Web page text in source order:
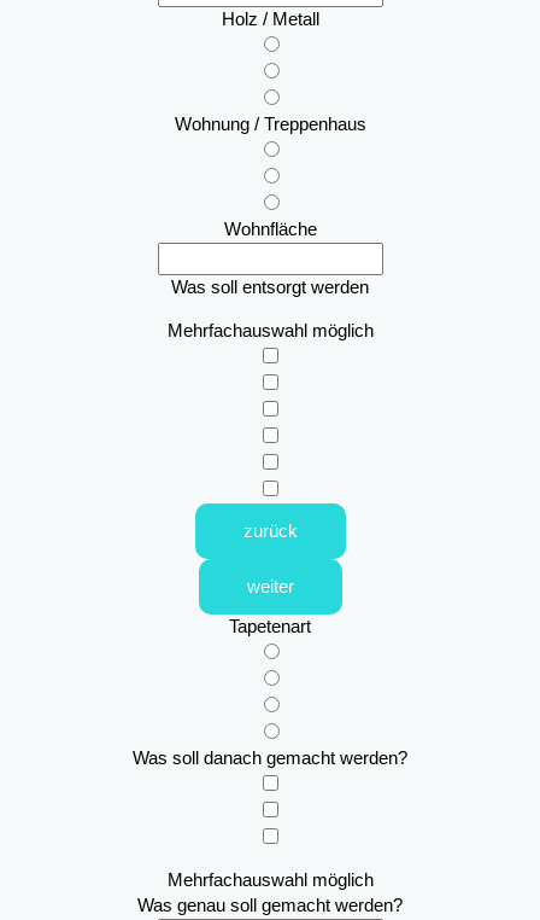
Holz / Metall
Wohnung / Treppenhaus
Wohnfläche
Was soll entsorgt werden
Mehrfachauswahl möglich
zurück
weiter
Tapetenart
Was soll danach gemacht werden?
Mehrfachauswahl möglich
Was genau soll gemacht werden?